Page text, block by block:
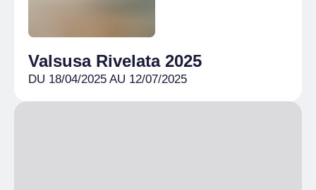
Valsusa Rivelata 2025
DU 18/04/2025 AU 12/07/2025